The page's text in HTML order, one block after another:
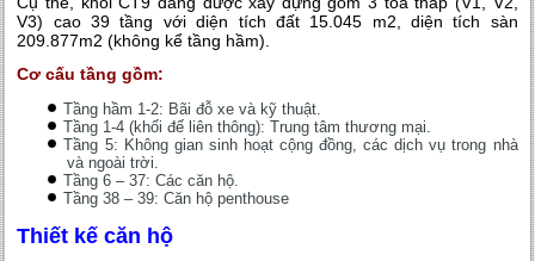
V3) cao 39 tầng với diện tích đất 15.045 m2, diện tích sàn
209.877m2 (không kể tầng hầm).
Cơ cấu tầng gồm:
Tầng hầm 1-2: Bãi đỗ xe và kỹ thuật.
Tầng 1-4 (khối đế liên thông): Trung tâm thương mại.
Tầng 5: Không gian sinh hoạt cộng đồng, các dịch vụ trong nhà
và ngoài trời.
Tầng 6 – 37: Các căn hộ.
Tầng 38 – 39: Căn hộ penthouse
Thiết kế căn hộ